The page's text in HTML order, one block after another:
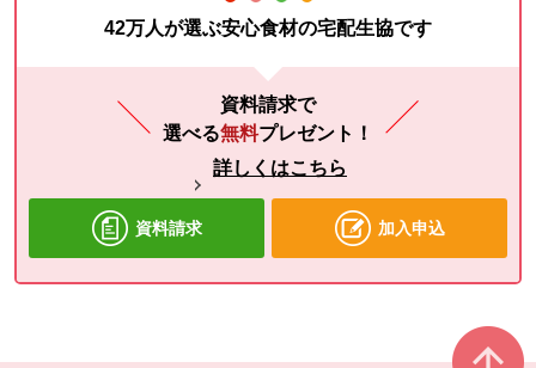
42万人が選ぶ安心食材の宅配生協です
資料請求で
選べる無料プレゼント！
詳しくはこちら
資料請求 加入申込